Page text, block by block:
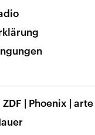
App
ZDF | Phoenix | arte